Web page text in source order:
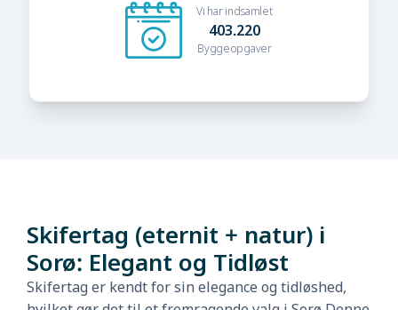
Vi har indsamlet
403.220
Byggeopgaver
Skifertag (eternit + natur) i
Sorø: Elegant og Tidløst
Skifertag er kendt for sin elegance og tidløshed,